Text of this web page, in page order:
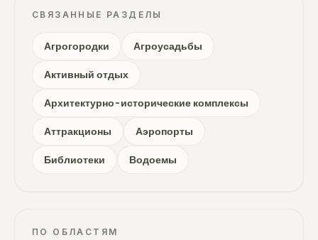
СВЯЗАННЫЕ РАЗДЕЛЫ
Агрогородки Агроусадьбы
Активный отдых
Архитектурно-исторические комплексы
Аттракционы Аэропорты
Библиотеки Водоемы
ПО ОБЛАСТЯМ